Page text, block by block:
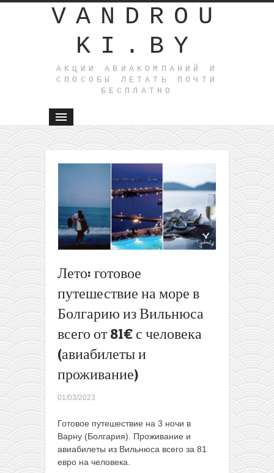
VANDROU
KI.BY
АКЦИИ АВИАКОМПАНИЙ И
СПОСОБЫ ЛЕТАТЬ ПОЧТИ
БЕСПЛАТНО
Лето: готовое
путешествие на море в
Болгарию из Вильнюса
всего от 81€ с человека
(авиабилеты и
проживание)
01/03/2023
Готовое путешествие на 3 ночи в
Варну (Болгария). Проживание и
авиабилеты из Вильнюса всего за 81
евро на человека.
Заброс
на
Канары
из Литвы
всего за
55€ в
сторону
(есть
обратные
билеты)
Wizz Air:
из